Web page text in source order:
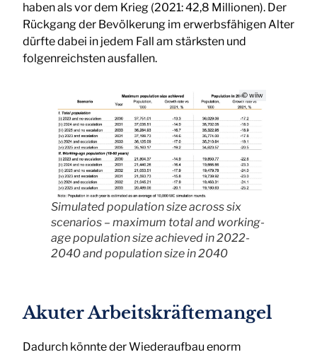
haben als vor dem Krieg (2021: 42,8 Millionen). Der
Rückgang der Bevölkerung im erwerbsfähigen Alter
dürfte dabei in jedem Fall am stärksten und
folgenreichsten ausfallen.
© wiiw
Simulated population size across six
scenarios – maximum total and working-
age population size achieved in 2022-
2040 and population size in 2040
Akuter Arbeitskräftemangel
Dadurch könnte der Wiederaufbau enorm